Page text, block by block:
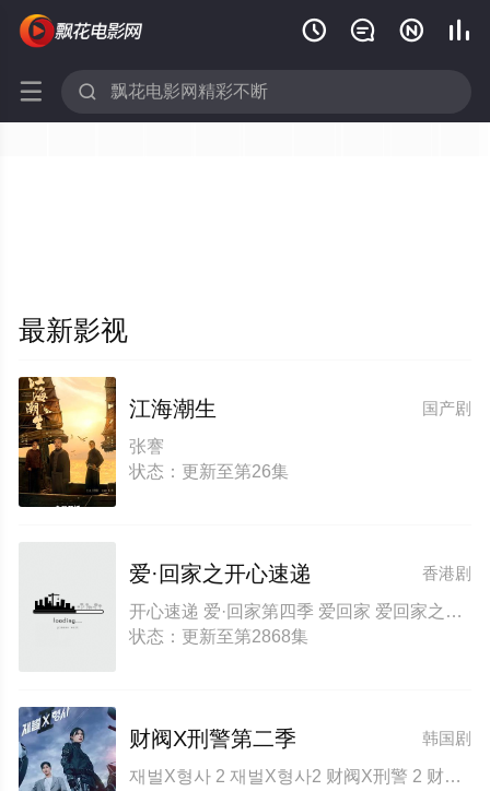
   
 
最新影视
国产剧
江海潮生
张謇
状态：更新至第26集
香港剧
爱·回家之开心速递
开心速递 爱·回家第四季 爱回家 爱回家之开心速递
状态：更新至第2868集
韩国剧
财阀X刑警第二季
재벌X형사 2 재벌X형사2 财阀X刑警 2 财阀X刑警2 Flex x Cop2 纨绔子弟(韩国版)